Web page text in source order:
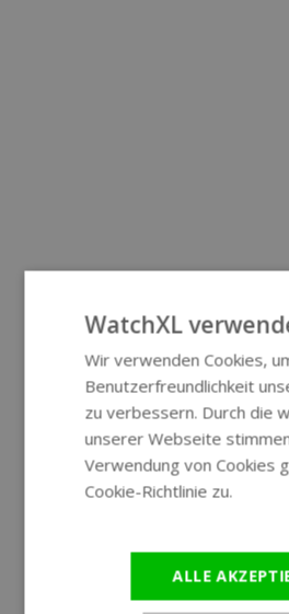
WatchXL
Wir verwenden Cookies,
Benutzerfreundlichkeit
zu verbessern. Durch die
unserer Webseite
Verwendung von Cookies
Cookie-Richtlinie zu.
ALLE